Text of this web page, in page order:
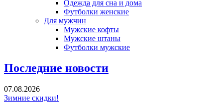
Одежда для сна и дома
Футболки женские
Для мужчин
Мужские кофты
Мужские штаны
Футболки мужские
Последние новости
07.08.2026
Зимние скидки!